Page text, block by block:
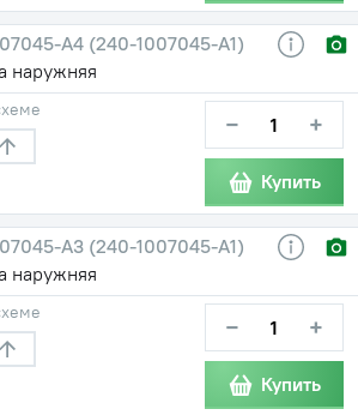
А4 (240-1007045-А1)
наружняя
− +
Купить
А3 (240-1007045-А1)
наружняя
− +
Купить